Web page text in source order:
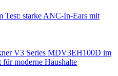
Test: starke ANC-In-Ears mit
V3 Series MDV3EH100D im
moderne Haushalte